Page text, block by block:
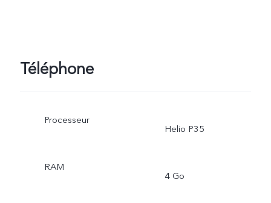
Téléphone
Processeur
Helio P35
RAM
4 Go